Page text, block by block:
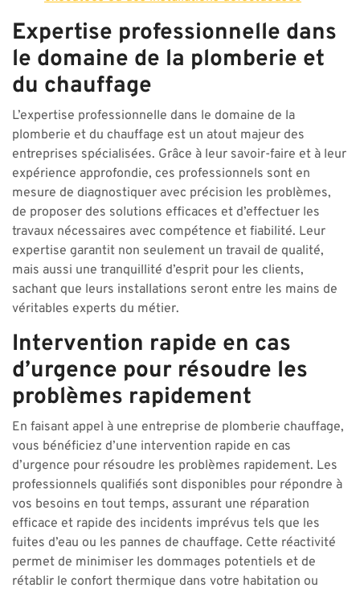
Expertise professionnelle dans
le domaine de la plomberie et
du chauffage
L’expertise professionnelle dans le domaine de la
plomberie et du chauffage est un atout majeur des
entreprises spécialisées. Grâce à leur savoir-faire et à leur
expérience approfondie, ces professionnels sont en
mesure de diagnostiquer avec précision les problèmes,
de proposer des solutions efficaces et d’effectuer les
travaux nécessaires avec compétence et fiabilité. Leur
expertise garantit non seulement un travail de qualité,
mais aussi une tranquillité d’esprit pour les clients,
sachant que leurs installations seront entre les mains de
véritables experts du métier.
Intervention rapide en cas
d’urgence pour résoudre les
problèmes rapidement
En faisant appel à une entreprise de plomberie chauffage,
vous bénéficiez d’une intervention rapide en cas
d’urgence pour résoudre les problèmes rapidement. Les
professionnels qualifiés sont disponibles pour répondre à
vos besoins en tout temps, assurant une réparation
efficace et rapide des incidents imprévus tels que les
fuites d’eau ou les pannes de chauffage. Cette réactivité
permet de minimiser les dommages potentiels et de
rétablir le confort thermique dans votre habitation ou